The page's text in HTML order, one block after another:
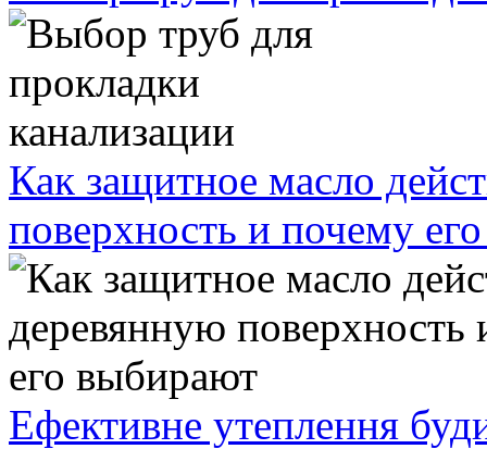
Как защитное масло
поверхность и почему
Ефективне утеплення